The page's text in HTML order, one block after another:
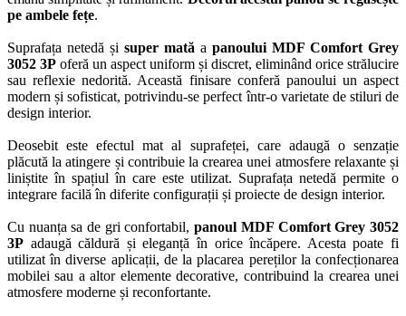
pe ambele fețe.
Suprafața netedă și super mată a panoului MDF Comfort Grey
3052 3P oferă un aspect uniform și discret, eliminând orice strălucire
sau reflexie nedorită. Această finisare conferă panoului un aspect
modern și sofisticat, potrivindu-se perfect într-o varietate de stiluri de
design interior.
Deosebit este efectul mat al suprafeței, care adaugă o senzație
plăcută la atingere și contribuie la crearea unei atmosfere relaxante și
liniștite în spațiul în care este utilizat. Suprafața netedă permite o
integrare facilă în diferite configurații și proiecte de design interior.
Cu nuanța sa de gri confortabil,panoul MDF Comfort Grey 3052
3P adaugă căldură și eleganță în orice încăpere. Acesta poate fi
utilizat în diverse aplicații, de la placarea pereților la confecționarea
mobilei sau a altor elemente decorative, contribuind la crearea unei
atmosfere moderne și reconfortante.